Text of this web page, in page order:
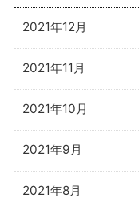
2021年12月
2021年11月
2021年10月
2021年9月
2021年8月